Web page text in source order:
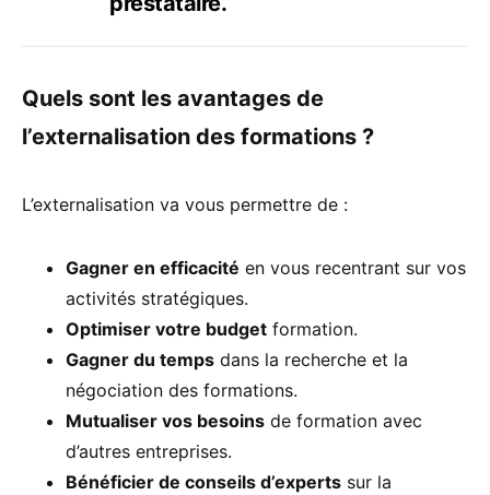
Quels sont les avantages de
l’externalisation des formations ?
L’externalisation va vous permettre de :
Gagner en efficacité en vous recentrant sur vos
activités stratégiques.
Optimiser votre budget formation.
Gagner du temps dans la recherche et la
négociation des formations.
Mutualiser vos besoins de formation avec
d’autres entreprises.
Bénéficier de conseils d’experts sur la